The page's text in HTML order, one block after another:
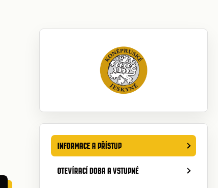
INFORMACE A PŘÍSTUP
OTEVÍRACÍ DOBA A VSTUPNÉ